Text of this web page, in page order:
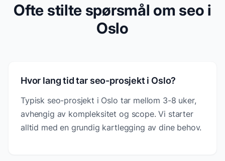
Ofte stilte spørsmål om seo i
Oslo
Hvor lang tid tar seo-prosjekt i Oslo?
Typisk seo-prosjekt i Oslo tar mellom 3-8 uker,
avhengig av kompleksitet og scope. Vi starter
alltid med en grundig kartlegging av dine behov.